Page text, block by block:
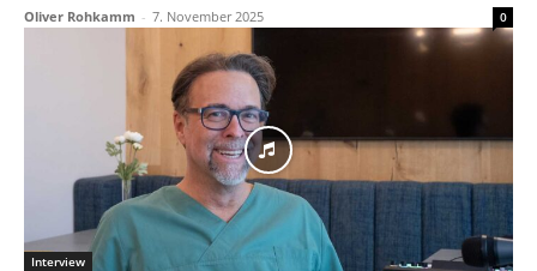
Oliver Rohkamm - 7. November 2025 0
Interview